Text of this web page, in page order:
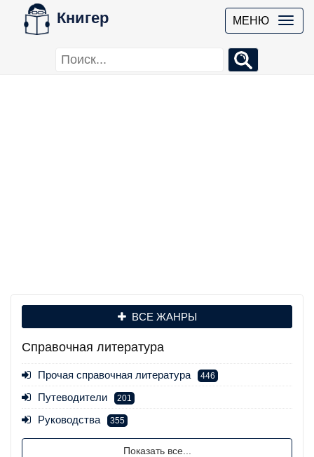
Книгер МЕНЮ
ВСЕ ЖАНРЫ
Справочная литература
Прочая справочная литература 446
Путеводители 201
Руководства 355
Показать все...